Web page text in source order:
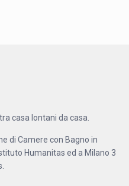
casa lontani da casa.
di Camere con Bagno in
Humanitas ed a Milano 3